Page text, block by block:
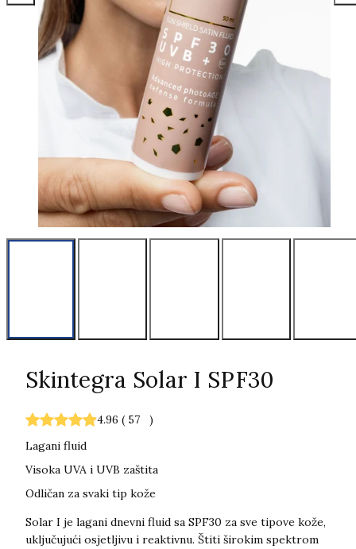
Skintegra Solar I SPF30
4.96 ( 57
)
Lagani fluid
Visoka UVA i UVB zaštita
Odličan za svaki tip kože
Solar I je lagani dnevni fluid sa SPF30 za sve tipove kože,
uključujući osjetljivu i reaktivnu. Štiti širokim spektrom